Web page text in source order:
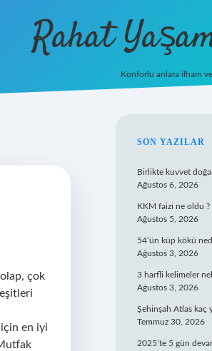
Rahat
Konforlu anlara ilham
çok
en iyi
SON YAZILAR
Birlikte kuvvet
Ağustos 6, 2026
KKM faizi ne oldu ?
Ağustos 5, 2026
54’ün küp kökü
Ağustos 3, 2026
3 harfli kelimeler
Ağustos 3, 2026
Şehinşah Atlas kaç
Temmuz 30, 2026
2025’te 5 gün